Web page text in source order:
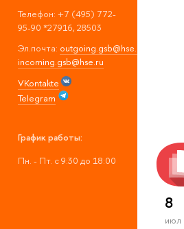
Телефон: +7 (495) 772-
95-90 *27916, 28503
Эл.почта: outgoing.gsb@hse.ru
incoming.gsb@hse.ru
VKontakte
Telegram
График работы:
Пн. - Пт. с 9:30 до 18:00
8
июл